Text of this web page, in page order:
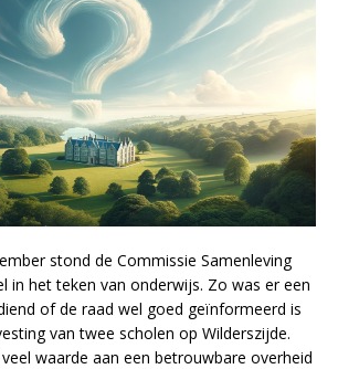
stond de Commissie Samenleving
in het teken van onderwijs. Zo was er een
of de raad wel goed geïnformeerd is
van twee scholen op Wilderszijde.
waarde aan een betrouwbare overheid